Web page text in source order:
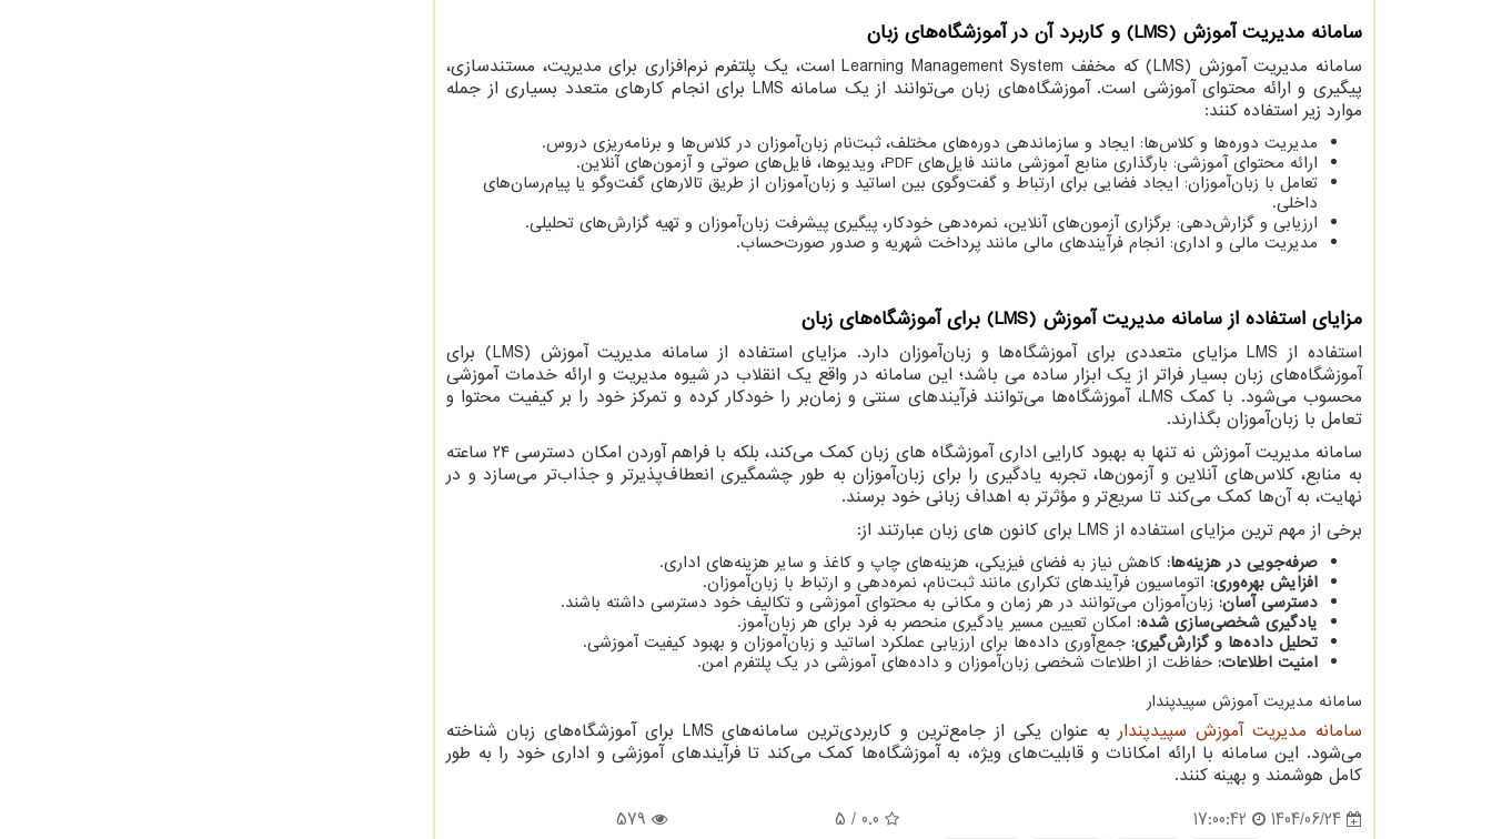
سامانه مدیریت آموزش (LMS) و کاربرد آن در آموزشگاه‌های زبان
سامانه مدیریت آموزش (LMS) که مخفف Learning Management Systemاست، یک پلتفرم نرم‌افزاری برای مدیریت، مستندسازی،
پیگیری و ارائه محتوای آموزشی است. آموزشگاه‌های زبان می‌توانند از یک سامانه LMS برای انجام کارهای متعدد بسیاری از جمله
موارد زیر استفاده کنند:
مدیریت دوره‌ها و کلاس‌ها: ایجاد و سازماندهی دوره‌های مختلف، ثبت‌نام زبان‌آموزان در کلاس‌ها و برنامه‌ریزی دروس.
ارائه محتوای آموزشی: بارگذاری منابع آموزشی مانند فایل‌های PDF، ویدیوها، فایل‌های صوتی و آزمون‌های آنلاین.
تعامل با زبان‌آموزان: ایجاد فضایی برای ارتباط و گفت‌وگوی بین اساتید و زبان‌آموزان از طریق تالارهای گفت‌وگو یا پیام‌رسان‌های
داخلی.
ارزیابی و گزارش‌دهی: برگزاری آزمون‌های آنلاین، نمره‌دهی خودکار، پیگیری پیشرفت زبان‌آموزان و تهیه گزارش‌های تحلیلی.
مدیریت مالی و اداری: انجام فرآیندهای مالی مانند پرداخت شهریه و صدور صورت‌حساب.
مزایای استفاده از سامانه مدیریت آموزش (LMS) برای آموزشگاه‌های زبان
استفاده از LMSمزایای متعددی برای آموزشگاه‌ها و زبان‌آموزان دارد. مزایای استفاده از سامانه مدیریت آموزش (LMS) برای
آموزشگاه‌های زبان بسیار فراتر از یک ابزار ساده می باشد؛ این سامانه در واقع یک انقلاب در شیوه مدیریت و ارائه خدمات آموزشی
محسوب می‌شود. با کمک LMS، آموزشگاه‌ها می‌توانند فرآیندهای سنتی و زمان‌بر را خودکار کرده و تمرکز خود را بر کیفیت محتوا و
تعامل با زبان‌آموزان بگذارند.
سامانه مدیریت آموزش نه تنها به بهبود کارایی اداری آموزشگاه های زبان کمک می‌کند، بلکه با فراهم آوردن امکان دسترسی ۲۴ ساعته
به منابع، کلاس‌های آنلاین و آزمون‌ها، تجربه یادگیری را برای زبان‌آموزان به طور چشمگیری انعطاف‌پذیرتر و جذاب‌تر می‌سازد و در
نهایت، به آن‌ها کمک می‌کند تا سریع‌تر و مؤثرتر به اهداف زبانی خود برسند.
برخی از مهم ترین مزایای استفاده از LMS برای کانون های زبان عبارتند از:
صرفه‌جویی در هزینه‌ها: کاهش نیاز به فضای فیزیکی، هزینه‌های چاپ و کاغذ و سایر هزینه‌های اداری.
افزایش بهره‌وری: اتوماسیون فرآیندهای تکراری مانند ثبت‌نام، نمره‌دهی و ارتباط با زبان‌آموزان.
دسترسی آسان: زبان‌آموزان می‌توانند در هر زمان و مکانی به محتوای آموزشی و تکالیف خود دسترسی داشته باشند.
یادگیری شخصی‌سازی شده: امکان تعیین مسیر یادگیری منحصر به فرد برای هر زبان‌آموز.
تحلیل داده‌ها و گزارش‌گیری: جمع‌آوری داده‌ها برای ارزیابی عملکرد اساتید و زبان‌آموزان و بهبود کیفیت آموزشی.
امنیت اطلاعات: حفاظت از اطلاعات شخصی زبان‌آموزان و داده‌های آموزشی در یک پلتفرم امن.
سامانه مدیریت آموزش سپیدپندار
سامانه مدیریت آموزش سپیدپنداربه عنوان یکی از جامع‌ترین و کاربردی‌ترین سامانه‌های LMS برای آموزشگاه‌های زبان شناخته
می‌شود. این سامانه با ارائه امکانات و قابلیت‌های ویژه، به آموزشگاه‌ها کمک می‌کند تا فرآیندهای آموزشی و اداری خود را به طور
کامل هوشمند و بهینه کنند.
1404/06/24
17:00:42
0.0
/ 5
579